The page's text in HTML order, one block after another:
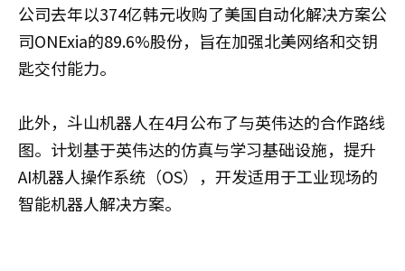
公司去年以374亿韩元收购了美国自动化解决方案公
司ONExia的89.6%股份，旨在加强北美网络和交钥
匙交付能力。
此外，斗山机器人在4月公布了与英伟达的合作路线
图。计划基于英伟达的仿真与学习基础设施，提升
AI机器人操作系统（OS），开发适用于工业现场的
智能机器人解决方案。